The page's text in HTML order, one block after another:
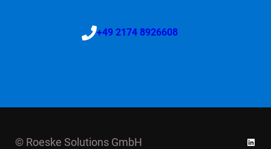
+49 2174 8926608
© Roeske Solutions GmbH